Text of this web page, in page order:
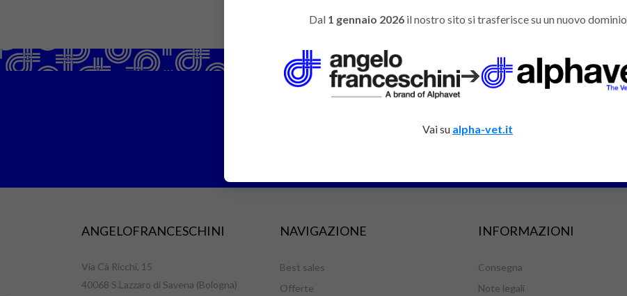
ANGELOFRANCESCHINI
Via Cà Ricchi, 15
40068 S.Lazzaro di Savena (Bologna)
NAVIGAZIONE
Best sales
Offerte
INFORMAZIONI
Consegna
Note legali
Dal 1 gennaio 2026il nostro sito si trasferisce su un nuovo dominio
➔
Vai su alpha-vet.it